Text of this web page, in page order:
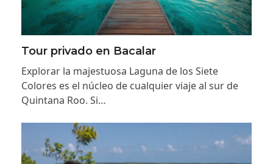
Tour privado en Bacalar
Explorar la majestuosa Laguna de los Siete
Colores es el núcleo de cualquier viaje al sur de
Quintana Roo. Si…